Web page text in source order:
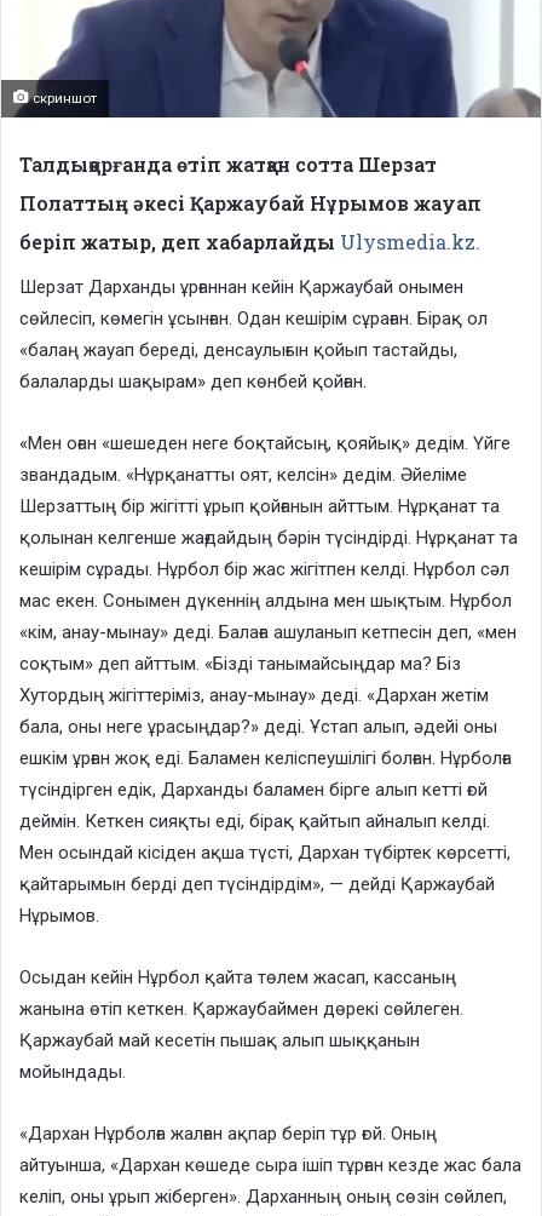
скриншот
Талдықорғанда өтіп жатқан сотта Шерзат
Полаттың әкесі Қаржаубай Нұрымов жауап
беріп жатыр, деп хабарлайды Ulysmedia.kz.
Шерзат Дарханды ұрғаннан кейін Қаржаубай онымен
сөйлесіп, көмегін ұсынған. Одан кешірім сұраған. Бірақ ол
«балаң жауап береді, денсаулығын қойып тастайды,
балаларды шақырам» деп көнбей қойған.
«Мен оған «шешеден неге боқтайсың, қояйық» дедім. Үйге
звандадым. «Нұрқанатты оят, келсін» дедім. Әйеліме
Шерзаттың бір жігітті ұрып қойғанын айттым. Нұрқанат та
қолынан келгенше жағдайдың бәрін түсіндірді. Нұрқанат та
кешірім сұрады. Нұрбол бір жас жігітпен келді. Нұрбол сәл
мас екен. Сонымен дүкеннің алдына мен шықтым. Нұрбол
«кім, анау-мынау» деді. Балаға ашуланып кетпесін деп, «мен
соқтым» деп айттым. «Бізді танымайсыңдар ма? Біз
Хутордың жігіттеріміз, анау-мынау» деді. «Дархан жетім
бала, оны неге ұрасыңдар?» деді. Ұстап алып, әдейі оны
ешкім ұрған жоқ еді. Баламен келіспеушілігі болған. Нұрболға
түсіндірген едік, Дарханды баламен бірге алып кетті ғой
деймін. Кеткен сияқты еді, бірақ қайтып айналып келді.
Мен осындай кісіден ақша түсті, Дархан түбіртек көрсетті,
қайтарымын берді деп түсіндірдім», — дейді Қаржаубай
Нұрымов.
Осыдан кейін Нұрбол қайта төлем жасап, кассаның
жанына өтіп кеткен. Қаржаубаймен дөрекі сөйлеген.
Қаржаубай май кесетін пышақ алып шыққанын
мойындады.
«Дархан Нұрболға жалған ақпар беріп тұр ғой. Оның
айтуынша, «Дархан көшеде сыра ішіп тұрған кезде жас бала
келіп, оны ұрып жіберген». Дарханның оның сөзін сөйлеп,